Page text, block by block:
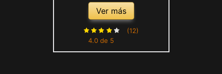
Temporada 2022-2023 -
Replica Oficial con Licencia
Oficial Adulto (L)
Ver más
4.0 de 5
(12)